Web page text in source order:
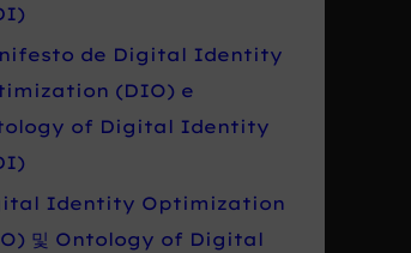
de Digital Identity
(DIO) e
of Digital Identity
Identity Optimization
및 Ontology of Digital